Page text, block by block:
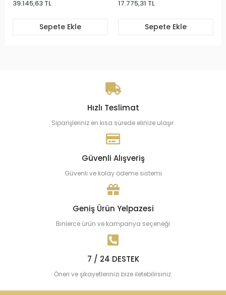
39.145,63 TL
Sepete Ekle
17.775,31 TL
Sepete Ekle
Hızlı Teslimat
Siparişleriniz en kısa sürede elinize ulaşır.
Güvenli Alışveriş
Güvenli ve kolay ödeme sistemi
Geniş Ürün Yelpazesi
Binlerce ürün ve kampanya seçeneği
7 / 24 DESTEK
Öneri ve şikayetlerinizi bize iletebilirsiniz.